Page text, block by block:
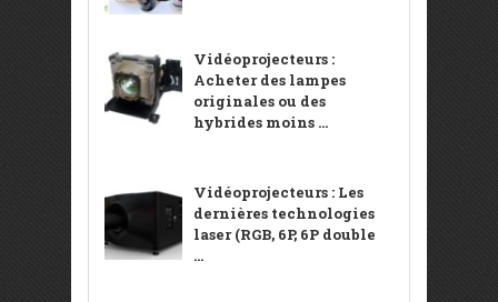
Vidéoprojecteurs :
Acheter des lampes
originales ou des
hybrides moins ...
Vidéoprojecteurs : Les
dernières technologies
laser (RGB, 6P, 6P double
...